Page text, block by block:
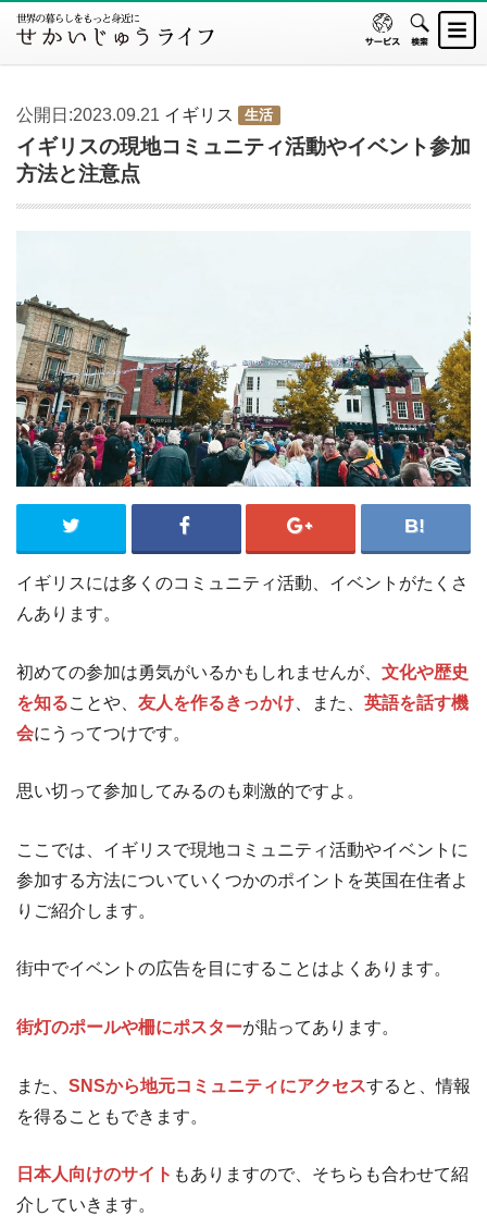
公開日:2023.09.21 イギリス 生活
イギリスの現地コミュニティ活動やイベント参加
方法と注意点
イギリスには多くのコミュニティ活動、イベントがたくさ
んあります。
初めての参加は勇気がいるかもしれませんが、 文化や歴史
を知ることや、 友人を作るきっかけ 、また、 英語を話す機
会にうってつけです。
思い切って参加してみるのも刺激的ですよ。
ここでは、イギリスで現地コミュニティ活動やイベントに
参加する方法についていくつかのポイントを英国在住者よ
りご紹介します。
街中でイベントの広告を目にすることはよくあります。
街灯のポールや柵にポスターが貼ってあります。
また、 SNSから地元コミュニティにアクセスすると、情報
を得ることもできます。
日本人向けのサイト もありますので、そちらも合わせて紹
介していきます。